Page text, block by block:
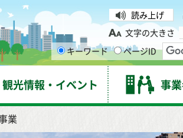
読み上げ
文字の大きさ
キーワード
ページID
観光情報・イベント 事
業